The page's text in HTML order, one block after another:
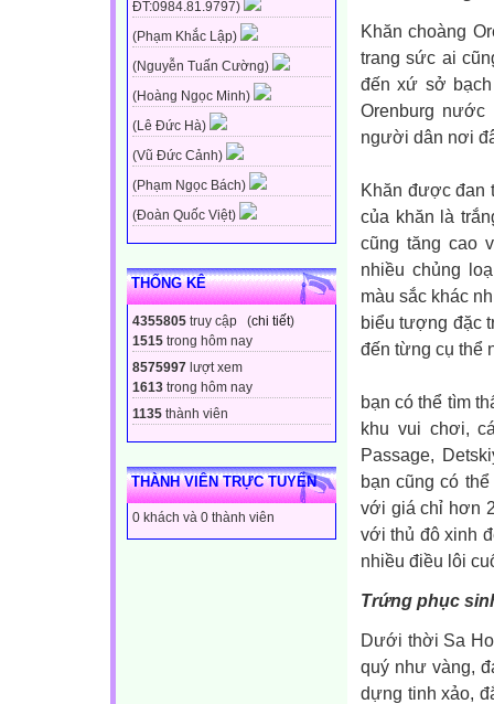
ĐT:0984.81.9797)
(Phạm Khắc Lập)
(Nguyễn Tuấn Cường)
(Hoàng Ngọc Minh)
(Lê Đức Hà)
(Vũ Đức Cảnh)
(Phạm Ngọc Bách)
(Đoàn Quốc Việt)
THỐNG KÊ
4355805 truy cập (chi tiết)
1515 trong hôm nay
8575997 lượt xem
1613 trong hôm nay
1135 thành viên
THÀNH VIÊN TRỰC TUYẾN
0 khách và 0 thành viên
Khăn choàng
trang sức ai
đến xứ sở
Orenburg nước
người dân nơi
Khăn được đan
của khăn là
cũng tăng cao
nhiều chủng
màu sắc khác
biểu tượng đặc
đến từng cụ thể
bạn có thể tìm
khu vui chơi,
Passage,
bạn cũng có
với giá chỉ hơn
với thủ đô xinh
nhiều điều lôi
Trứng phục
Dưới thời Sa
quý như vàng,
dựng tinh xảo,